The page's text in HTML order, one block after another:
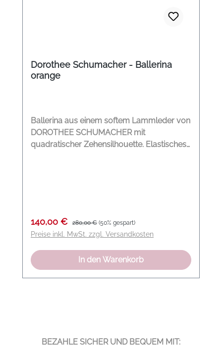
Dorothee Schumacher - Ballerina
orange
Ballerina aus einem softem Lammleder von
DOROTHEE SCHUMACHER mit
quadratischer Zehensilhouette. Elastisches
Verkaufspreis:
140,00 € Regulärer Preis:
280,00 € (50% gespart)
Preise inkl. MwSt. zzgl. Versandkosten
In den Warenkorb
BEZAHLE SICHER UND BEQUEM MIT: